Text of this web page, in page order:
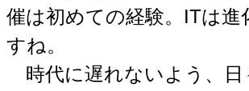
催は初めての経験。ITは進
すね。
時代に遅れないよう、日